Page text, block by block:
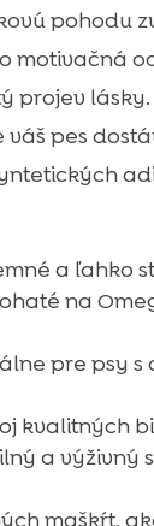
pohodu
motivačná
projev
váš pes
a ľahko
na
pre psy s
kvalitných
a výživný
maškŕt,